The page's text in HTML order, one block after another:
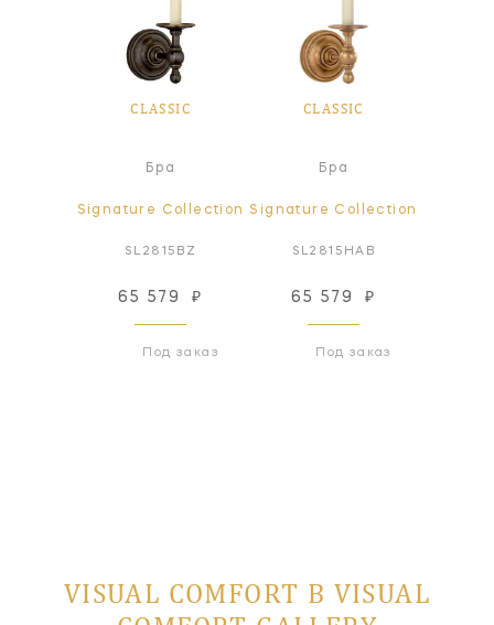
CLASSIC
Бра
Signature Collection
SL2815BZ
65 579 ₽
Под заказ
CLASSIC
Бра
Signature Collection
SL2815HAB
65 579 ₽
Под заказ
VISUAL COMFORT В VISUAL